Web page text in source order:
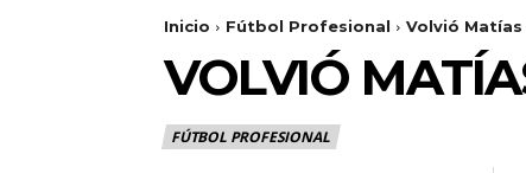
Inicio Fútbol Profesional Volvió Matías
VOLVIÓ
FÚTBOL PROFESIONAL